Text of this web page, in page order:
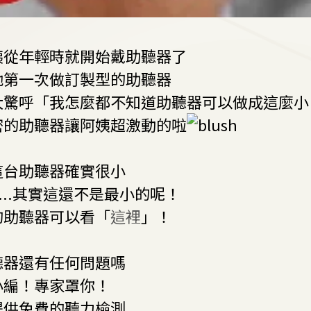
年輕時就開始戴助聽器了
一次做訂製型的助聽器
呼「我怎麼都不知道助聽器可以做成這麼
的助聽器讓阿姨超激動的啦
助聽器確實很小
其實這還不是最小的呢！
聽器可以看「這裡 」！
還有任何問題嗎
！專家罩你！